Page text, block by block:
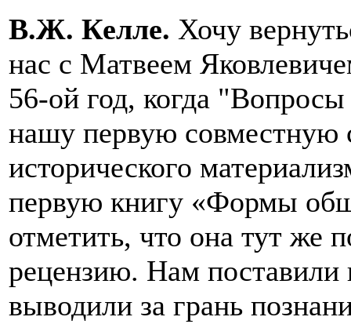
В.Ж. Келле. Хочу
нас с Матвеем
56-ой год, когда
нашу первую совместную
исторического
первую книгу «Формы
отметить, что она тут же
рецензию. Нам
выводили за грань